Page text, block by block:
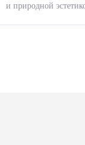
и природной